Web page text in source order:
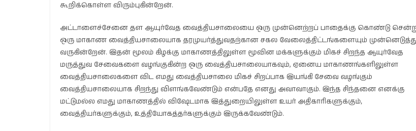
கூறிக்கொள்ள விரும்புகின்றேன்.
அட்டாளைச்சேனை தள ஆயுர்வேத வைத்தியசாலையை ஒரு முன்னெற்றப் பாதைக்கு கொண்டு
ஒரு மாகாண வைத்தியசாலையாக தரமுயர்த்துவதற்கான சகல வேலைத்திட்டங்களையும்
வருகின்றேன். இதன் மூலம் கிழக்கு மாகாணத்திலுள்ள மூவின மக்களுக்கும் மிகச் சிறந்த ஆயுர்வேத
மருத்துவ சேவைகளை வழங்குகின்ற ஒரு வைத்தியசாலையாகவும், ஏனைய மாகாணங்களிலுள்ள
வைத்தியசாலைகளை விட எமது வைத்தியசாலை மிகச் சிறப்பாக இயங்கி சேவை வழங்கும்
வைத்தியசாலையாக சிறந்து விளங்கவேண்டும் என்பதே எனது அவாவாகும். இந்த சிந்தனை எனக்கு
மட்டுமல்ல எமது மாகாணத்தில் விஷேடமாக இத்துறையிலுள்ள உயர் அதிகாரிகளுக்கும்,
வைத்தியர்களுக்கும், உத்தியோகத்தர்களுக்கும் இருக்கவேண்டும்.